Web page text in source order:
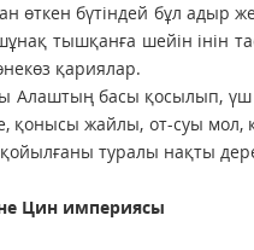
өткен бүтіндей бұл адыр
тышқанға шейін інін
қариялар.
басы қосылып, үш
қонысы жайлы, от-суы мол,
туралы нақты
Цин империясы